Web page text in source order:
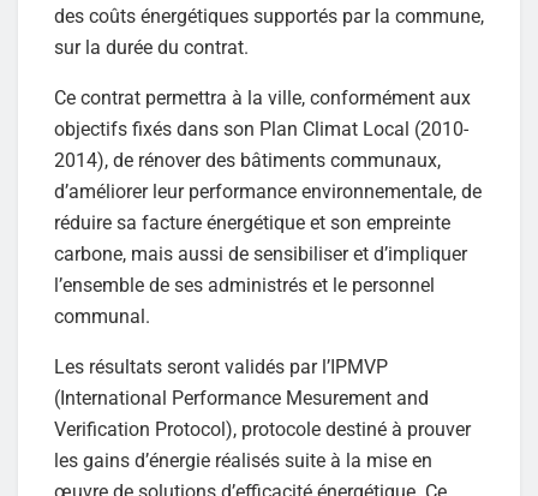
des coûts énergétiques supportés par la commune,
sur la durée du contrat.
Ce contrat permettra à la ville, conformément aux
objectifs fixés dans son Plan Climat Local (2010-
2014), de rénover des bâtiments communaux,
d’améliorer leur performance environnementale, de
réduire sa facture énergétique et son empreinte
carbone, mais aussi de sensibiliser et d’impliquer
l’ensemble de ses administrés et le personnel
communal.
Les résultats seront validés par l’IPMVP
(International Performance Mesurement and
Verification Protocol), protocole destiné à prouver
les gains d’énergie réalisés suite à la mise en